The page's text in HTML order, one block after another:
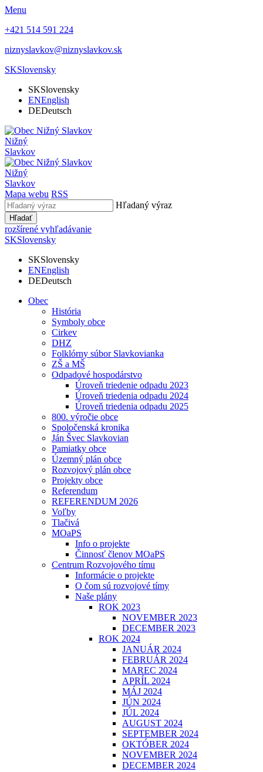
Menu
+421 514 591 224
niznyslavkov@niznyslavkov.sk
SKSlovensky
SKSlovensky
ENEnglish
DEDeutsch
Nižný
Slavkov
Nižný
Slavkov
Mapa webu RSS
Hľadaný výraz
Hľadať
rozšírené vyhľadávanie
SKSlovensky
SKSlovensky
ENEnglish
DEDeutsch
Obec
História
Symboly obce
Cirkev
DHZ
Folklórny súbor Slavkovianka
ZŠ a MŠ
Odpadové hospodárstvo
Úroveň triedenie odpadu 2023
Úroveň triedenia odpadu 2024
Úroveň triedenia odpadu 2025
800. výročie obce
Spoločenská kronika
Ján Švec Slavkovian
Pamiatky obce
Územný plán obce
Rozvojový plán obce
Projekty obce
Referendum
REFERENDUM 2026
Voľby
Tlačivá
MOaPS
Info o projekte
Činnosť členov MOaPS
Centrum Rozvojového tímu
Informácie o projekte
O čom sú rozvojové tímy
Naše plány
ROK 2023
NOVEMBER 2023
DECEMBER 2023
ROK 2024
JANUÁR 2024
FEBRUÁR 2024
MAREC 2024
APRÍL 2024
MÁJ 2024
JÚN 2024
JÚL 2024
AUGUST 2024
SEPTEMBER 2024
OKTÓBER 2024
NOVEMBER 2024
DECEMBER 2024